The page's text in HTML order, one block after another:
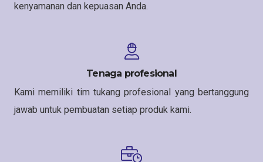
kenyamanan dan kepuasan Anda.
Tenaga profesional
Kami memiliki tim tukang profesional yang bertanggung
jawab untuk pembuatan setiap produk kami.